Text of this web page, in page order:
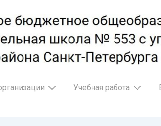
Учебная работа